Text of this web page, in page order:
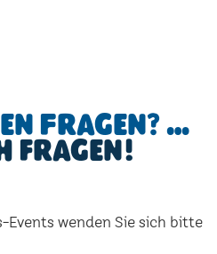
Fragen? …
fragen!
Events wenden Sie sich bitte